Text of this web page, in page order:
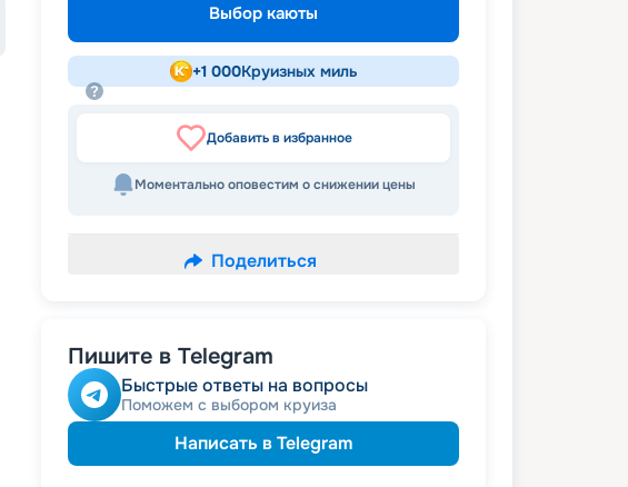
Выбор каюты
+1 000Круизных миль
Добавить в избранное
Моментально оповестим о снижении цены
Поделиться
Пишите в Telegram
Быстрые ответы на вопросы
Поможем с выбором круиза
Написать в Telegram